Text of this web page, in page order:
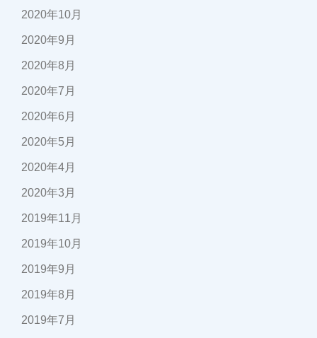
2020年10月
2020年9月
2020年8月
2020年7月
2020年6月
2020年5月
2020年4月
2020年3月
2019年11月
2019年10月
2019年9月
2019年8月
2019年7月